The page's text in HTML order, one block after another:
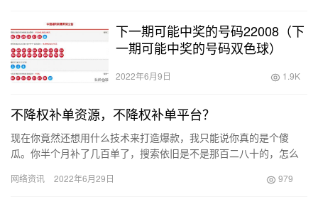
下一期可能中奖的号码22008（下
一期可能中奖的号码双色球）
2022年6月9日 1.9K
不降权补单资源，不降权补单平台？
现在你竟然还想用什么技术来打造爆款，我只能说你真的是个傻
瓜。你半个月补了几百单了，搜索依旧是不是那百二八十的，怎么
整个流…
网络资讯 2022年6月29日 979